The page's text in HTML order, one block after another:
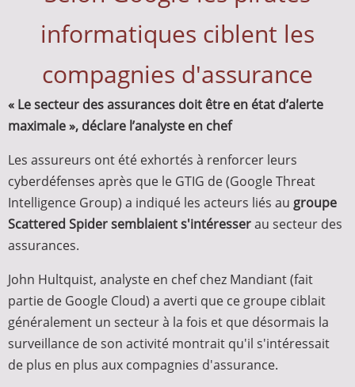
informatiques ciblent les
compagnies d'assurance
« Le secteur des assurances doit être en état d’alerte
maximale », déclare l’analyste en chef
Les assureurs ont été exhortés à renforcer leurs
cyberdéfenses après que le GTIG de (Google Threat
Intelligence Group) a indiqué les acteurs liés au groupe
Scattered Spider semblaient s'intéresserau secteur des
assurances.
John Hultquist, analyste en chef chez Mandiant (fait
partie de Google Cloud) a averti que ce groupe ciblait
généralement un secteur à la fois et que désormais la
surveillance de son activité montrait qu'il s'intéressait
de plus en plus aux compagnies d'assurance.